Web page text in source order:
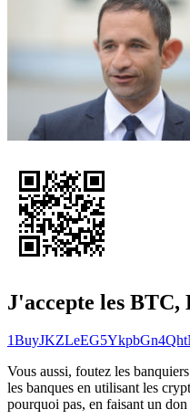
J'accepte les
Vous aussi, foutez les
les banques en utilisant les
pourquoi pas, en faisant un don